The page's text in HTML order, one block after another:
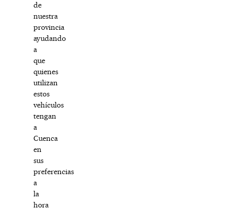
de
nuestra
provincia
ayudando
a
que
quienes
utilizan
estos
vehículos
tengan
a
Cuenca
en
sus
preferencias
a
la
hora